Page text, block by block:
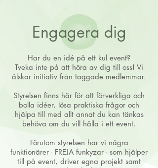
Engagera dig
Har du en idé på ett kul event?
Tveka inte på att höra av dig till oss! Vi
älskar initiativ från taggade medlemmar.
Styrelsen finns här för att förverkliga och
bolla idéer, lösa praktiska frågor och
hjälpa till med allt annat du kan tänkas
behöva om du vill hålla i ett event.
Förutom styrelsen har vi några
funktionärer - FREJA funkyzar - som hjälper
till på event, driver egna projekt samt